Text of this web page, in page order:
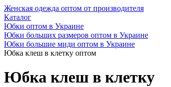
Женская одежда оптом от производителя
Каталог
Юбки оптом в Украине
Юбки больших размеров оптом в Украине
Юбки большие миди оптом в Украине
Юбка клеш в клетку оптом
Юбка клеш в клетку